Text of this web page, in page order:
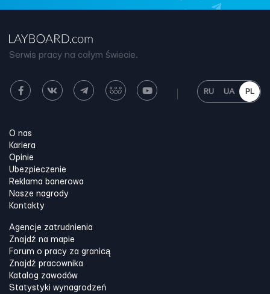
Serwis pracy na całym świecie.
RU UA PL
O nas
Kariera
Opinie
Ubezpieczenie
Reklama banerowa
Nasze nagrody
Kontakty
Agencje zatrudnienia
Znajdź na mapie
Forum o pracy za granicą
Znajdź pracownika
Katalog zawodów
Statystyki wynagrodzeń